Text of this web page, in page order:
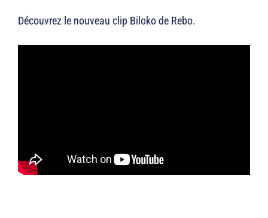
Découvrez le nouveau clip Biloko de Rebo.